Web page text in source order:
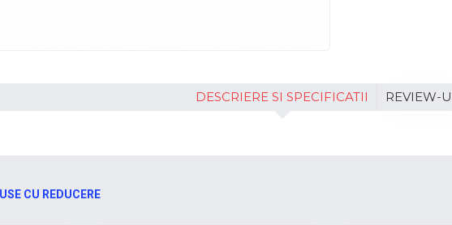
DESCRIERE SI SPECIFICATII REVIEW-
CU REDUCERE